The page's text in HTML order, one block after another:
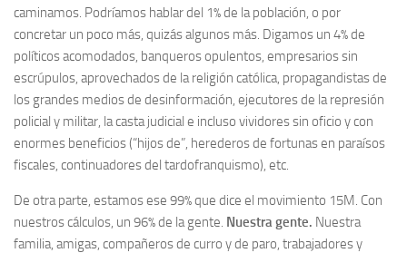
caminamos. Podríamos hablar del 1% de la población, o por
concretar un poco más, quizás algunos más. Digamos un 4% de
políticos acomodados, banqueros opulentos, empresarios sin
escrúpulos, aprovechados de la religión católica, propagandistas de
los grandes medios de desinformación, ejecutores de la represión
policial y militar, la casta judicial e incluso vividores sin oficio y con
enormes beneficios (“hijos de”, herederos de fortunas en paraísos
fiscales, continuadores del tardofranquismo), etc.
De otra parte, estamos ese 99% que dice el movimiento 15M. Con
nuestros cálculos, un 96% de la gente. Nuestra gente. Nuestra
familia, amigas, compañeros de curro y de paro, trabajadores y